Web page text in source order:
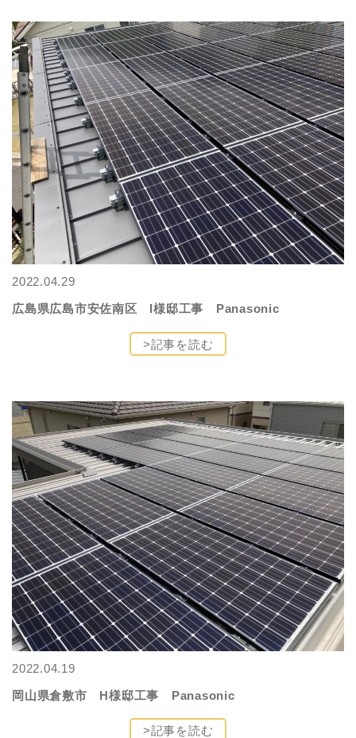
2022.04.29
広島県広島市安佐南区 I様邸工事 Panasonic
>記事を読む
2022.04.19
岡山県倉敷市 H様邸工事 Panasonic
>記事を読む